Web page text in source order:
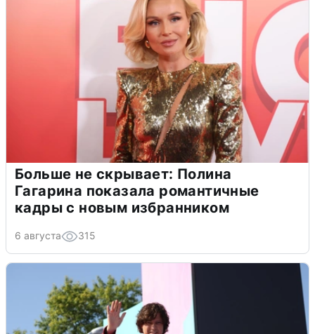
Больше не скрывает: Полина
Гагарина показала романтичные
кадры с новым избранником
6 августа 315